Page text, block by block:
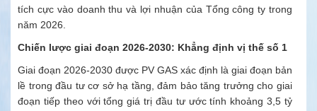
tích cực vào doanh thu và lợi nhuận của Tổng công ty trong
năm 2026.
Chiến lược giai đoạn 2026-2030: Khẳng định vị thế số 1
Giai đoạn 2026-2030 được PV GAS xác định là giai đoạn bản
lề trong đầu tư cơ sở hạ tầng, đảm bảo tăng trưởng cho giai
đoạn tiếp theo với tổng giá trị đầu tư ước tính khoảng 3,5 tỷ